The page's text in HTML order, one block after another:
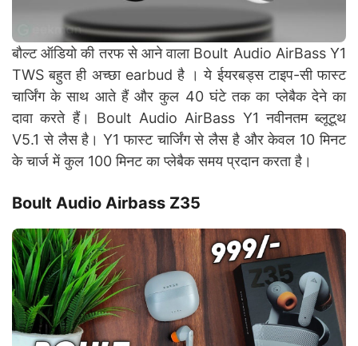
बौल्ट ऑडियो की तरफ से आने वाला Boult Audio AirBass Y1
TWS बहुत ही अच्छा earbud है । ये ईयरबड्स टाइप-सी फास्ट
चार्जिंग के साथ आते हैं और कुल 40 घंटे तक का प्लेबैक देने का
दावा करते हैं। Boult Audio AirBass Y1 नवीनतम ब्लूटूथ
V5.1 से लैस है। Y1 फास्ट चार्जिंग से लैस है और केवल 10 मिनट
के चार्ज में कुल 100 मिनट का प्लेबैक समय प्रदान करता है।
Boult Audio Airbass Z35